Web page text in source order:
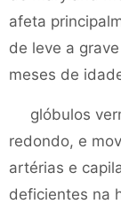
afeta
de leve a
meses de
glóbulos
redondo, e
artérias e
deficientes na